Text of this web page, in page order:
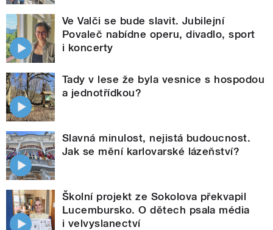
Ve Valči se bude slavit. Jubilejní
Povaleč nabídne operu, divadlo, sport
i koncerty
Tady v lese že byla vesnice s hospodou
a jednotřídkou?
Slavná minulost, nejistá budoucnost.
Jak se mění karlovarské lázeňství?
Školní projekt ze Sokolova překvapil
Lucembursko. O dětech psala média
i velvyslanectví